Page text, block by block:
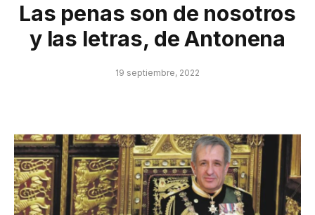
Las penas son de nosotros
y las letras, de Antonena
19 septiembre, 2022